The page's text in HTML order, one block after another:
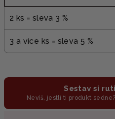
2 ks = sleva 3 %
3 a více ks = sleva 5 %
Sestav si
Nevíš, jestli ti produkt